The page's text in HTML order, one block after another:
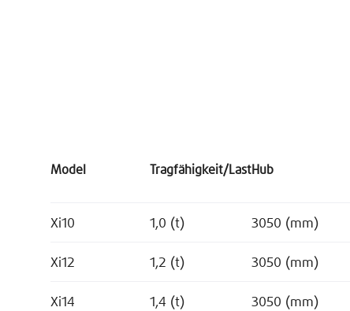
Model Tragfähigkeit/Last Hub
Xi10 1,0 (t) 3050 (mm)
Xi12 1,2 (t) 3050 (mm)
Xi14 1,4 (t) 3050 (mm)